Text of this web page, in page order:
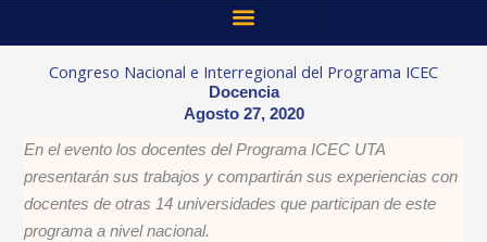
Congreso Nacional e Interregional del Programa ICEC
Docencia
Agosto 27, 2020
En el evento los docentes del Programa ICEC UTA
presentarán sus trabajos y compartirán sus experiencias con
docentes de otras 14 universidades que participan de este
programa a nivel nacional.